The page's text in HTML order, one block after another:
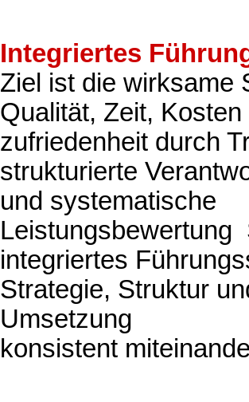
Integriertes
Ziel ist die wirksame
Qualität, Zeit,
zufriedenheit durch
strukturierte
und systematische
Leistungsbewertung
integriertes
Strategie, Struktur
Umsetzung
konsistent